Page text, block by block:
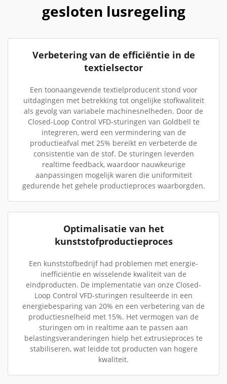
gesloten lusregeling
Verbetering van de efficiëntie in de
textielsector
Een toonaangevende textielproducent stond voor
uitdagingen met betrekking tot ongelijke stofkwaliteit
als gevolg van variabele machinesnelheden. Door de
Closed-Loop Control VFD-sturingen van Goldbell te
integreren, werd een vermindering van de
productieafval met 25% bereikt en verbeterde de
consistentie van de stof. De sturingen leverden
realtime feedback, waardoor nauwkeurige
aanpassingen mogelijk waren die uniformiteit
gedurende het gehele productieproces waarborgden.
Optimalisatie van het
kunststofproductieproces
Een kunststofbedrijf had problemen met energie-
inefficiëntie en wisselende kwaliteit van de
eindproducten. De implementatie van onze Closed-
Loop Control VFD-sturingen resulteerde in een
energiebesparing van 20% en een verbetering van de
productiesnelheid met 15%. Het vermogen van de
sturingen om in realtime aan te passen aan
belastingsveranderingen hielp het extrusieproces te
stabiliseren, wat leidde tot producten van hogere
kwaliteit.